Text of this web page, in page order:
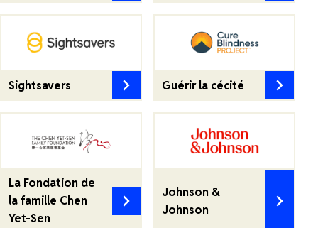
Sightsavers Guérir la cécité
La Fondation de
la famille Chen
Yet-Sen
Johnson &
Johnson